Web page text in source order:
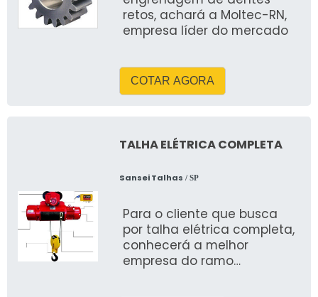
técnico personalizado, rigor
com segurança e
pontualidade, além de
ótimo custo-benefício.
retos, achará a Moltec-RN,
empresa líder do mercado
COTAR AGORA
TALHA ELÉTRICA COMPLETA
Sansei Talhas / SP
Para o cliente que busca
por talha elétrica completa,
conhecerá a melhor
empresa do ramo